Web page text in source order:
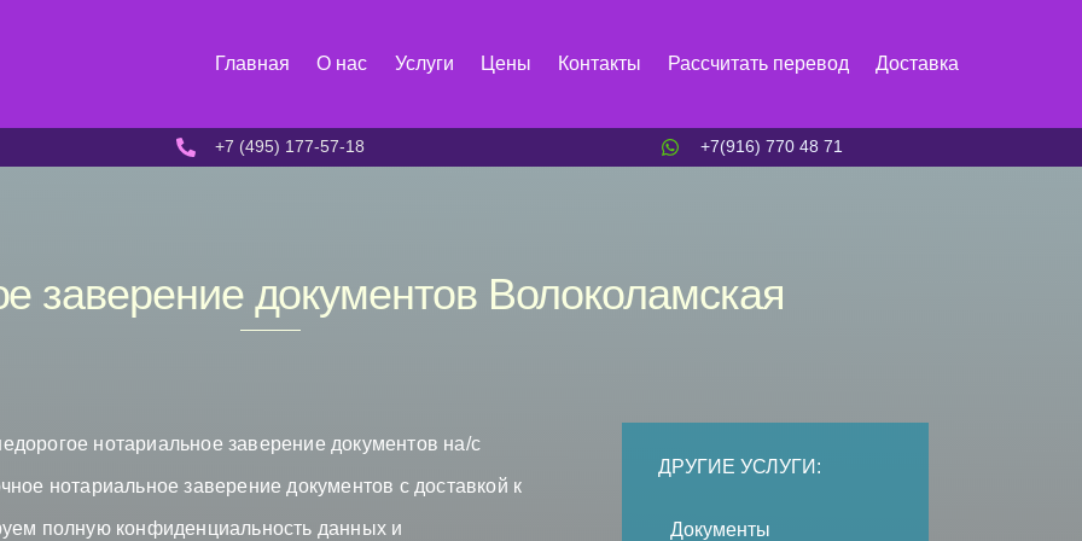
Главная О нас Услуги Цены Контакты Рассчитать перевод Доставка
+7 (495) 177-57-18 +7(916) 770 48 71
заверение документов Волоколамская
нотариальное заверение документов на/с
нотариальное заверение документов с доставкой к
полную конфиденциальность данных и
ДРУГИЕ УСЛУГИ:
Документы